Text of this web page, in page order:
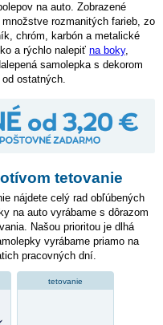
na auto. Zobrazené
rozmanitých farieb, zo
chróm, karbón a metalické
a rýchlo nalepiť na boky,
samolepka s dekorom
ostatných.
tetovanie
nájdete celý rad obľúbených
na auto vyrábame s dôrazom
Našou prioritou je dlhá
vyrábame priamo na
pracovných dní.
tetovanie